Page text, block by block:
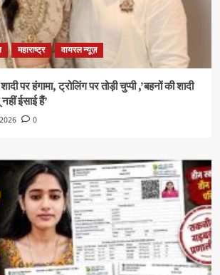
महाराष्ट्र वायरल न्यूज़
पर हंगामा, ट्रोलिंग पर तोड़ी चुप्पी ,’बहनों की शादी
ईसाई हैं’
0